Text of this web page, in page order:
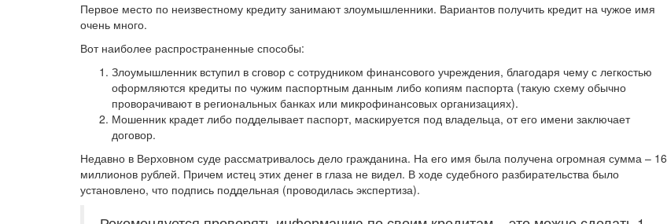
Первое место по неизвестному кредиту занимают злоумышленники. Вариантов получить кредит на чужое имя
очень много.
Вот наиболее распространенные способы:
Злоумышленник вступил в сговор с сотрудником финансового учреждения, благодаря чему с легкостью
оформляются кредиты по чужим паспортным данным либо копиям паспорта (такую схему обычно
проворачивают в региональных банках или микрофинансовых организациях).
Мошенник крадет либо подделывает паспорт, маскируется под владельца, от его имени заключает
договор.
Недавно в Верховном суде рассматривалось дело гражданина. На его имя была получена огромная сумма – 16
миллионов рублей. Причем истец этих денег в глаза не видел. В ходе судебного разбирательства было
установлено, что подпись поддельная (проводилась экспертиза).